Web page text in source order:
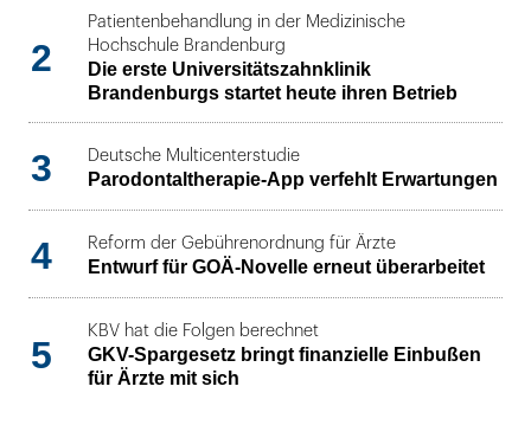
2
Patientenbehandlung in der Medizinische
Hochschule Brandenburg
Die erste Universitätszahnklinik
Brandenburgs startet heute ihren Betrieb
3 Deutsche Multicenterstudie
Parodontaltherapie-App verfehlt Erwartungen
4 Reform der Gebührenordnung für Ärzte
Entwurf für GOÄ-Novelle erneut überarbeitet
5
KBV hat die Folgen berechnet
GKV-Spargesetz bringt finanzielle Einbußen
für Ärzte mit sich